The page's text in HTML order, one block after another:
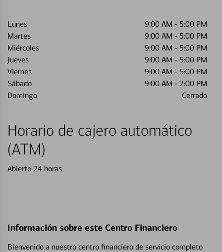
Lunes 9:00 AM - 5:00 PM
Martes
9:00 AM - 5:00 PM
Miércoles
9:00 AM - 5:00 PM
Jueves
9:00 AM - 5:00 PM
Viernes
9:00 AM - 5:00 PM
Sábado
9:00 AM - 2:00 PM
Domingo
Cerrado
Horario de cajero automático
(ATM)
Abierto 24 horas
Información sobre este Centro Financiero
Bienvenido a nuestro centro financiero de servicio completo